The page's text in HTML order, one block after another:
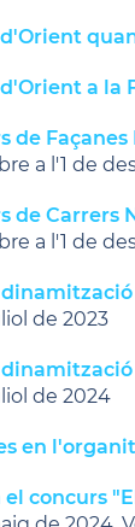
d'Orient
d'Orient a la
de
a l'1 de
de Carrers
a l'1 de
de 2023
de 2024
en
concurs